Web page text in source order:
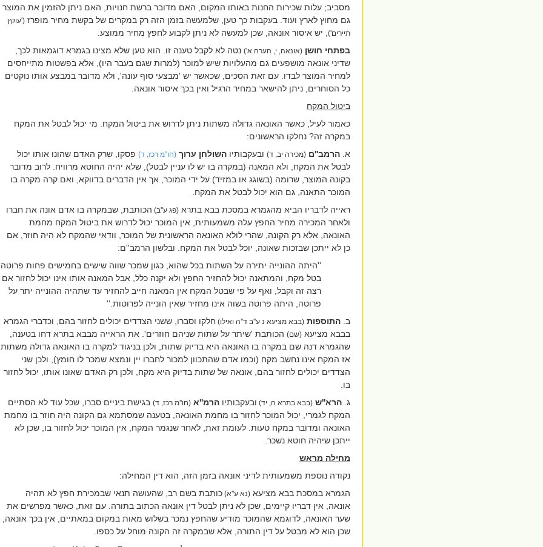
מסביב; עלות שכירות החנות באותו המקום, האם מדובר ברשת חנויות, האם ניתן להזמין את המוצר
גם מחוץ לארץ ועוד. בעקבות כך טען, שלמעשה בזמן הזה רק במקרים של בקשת מחיר מופרז ('עוקץ
תיירים') , יש איסור אונאה, שכן למעשה לא ניתן לקבוע לחפץ מחיר ממוצע.
בפתחי חושן (אונאה, י, הערה א') נטה לא לקבל טענה זו. הוא טען שלא מצינו בגמרא דוגמאות לכך,
שדיני אונאה מושפעים גם מהעלויות שיש למוכר (למרות שגם בעבר היו), אלא בפשטות מתייחסים
למחיר המוצר לבדו. עם זאת הסכים, שכאשר יש 'מבצעי סוף עונה', ולא מדובר במבצע אותו נוקטים
כל הסוחרים, ניתן להישאר במחיר הרגיל ואין בכך איסור אונאה.
ביטול המקח
כאמור לעיל, כאשר האונאה גדולה משתות ניתן לדרוש את ביטול המקח. מי יכול לבטל את המקח
במקרה זה? נחלקו הראשונים:
א. הרמב''ם (מכירה יב, ד) ובעקבותיו השולחן ערוך (חו''מ רכז, ד) פסקו, שרק האדם שהונו אותו יכול
לבטל את המקח, ולא המאנה (במקרה בו יש לו עניין לבטל), שלא יהיה החוטא מרוויח. לרוב מדובר
בקונה המוצר, שרומה (בשוגג או במזיד) על ידי המוכר, אך אין הדברים בדווקא, ואם קרה מקרה בו
המוכר התאנה, גם הוא יכול לבטל את המקח.
ראייה לדבריו הביא מהגמרא במסכת בבא בתרא (פג ע''ב) הכותבת, שבמקרה בו אדם אונה את חברו
ולאחר המכירה מחיר החפץ עלה משמעותית, אין המוכר יכול לדרוש את ביטול המקח מחמת
האונאה, אלא רק הקונה, שהרי לולא האונאה הראשונית של המוכר, וודאי שהמקח לא היה חוזר, אם
כן לא ייתכן שבזכות שאונה, יוכל לבטל את המקח. ובלשון הרמב''ם:
''היתה ההונייה יתירה על השתות בכל שהוא, כגון שמכר שווה שישים בחמישים פחות פרוטה
בטל מקח, והמתאנה יכול להחזיר החפץ ולא יקנה כלל, אבל המאנה אותו אינו יכול לחזור אם
רצה זה וקבל, ואף על פי שבטל המקח אין המאנה חייב להחזיר עד שתהיה ההונייה יתר על
פרוטה, היתה פרוטה בשוה אינו מחזיר שאין הונייה לפרוטות. ''
ב. התוספות (בבא מציעא נ ע''ב ד''ה ואילו) חלקו וסברו, ששני הצדדים יכולים לחזור בהם, וכדברי הגמרא
בבבא מציעא (שם) הכותבת 'שיתר על שתות שניהם חוזרים'. את הראייה מבבא בתרא דחו בטענה,
שהגמרא דנה שם במקרה בו האונאה היא בדיוק שתות, ולכן בניגוד למקרה בו האונאה גדולה משתות
אז המקח אינו נחשב מקח (וכמו אדם שהתכוון למכור לחברו יין ונמצא שמכר לו חומץ), ולכן שני
הצדדים יכולים לחזור בהם, אונאה של שתות בדיוק היא מקח, ולכן רק האדם שאונו אותו, יכול לחזור
בו.
ג. הרא''ש (בבא בתרא ה, יד) ובעקבותיו הרמ''א (חו''מ רכז, ד) בגישת ביניים סברו, שכל עוד לא הסתיים
המקח לגמרי, יכול המוכר לחזור בו מחמת האונאה, בטענה שמסתמא גם הקונה היה חוזר בו מחמת
האונאה ומדובר במקח טעות. לעומת זאת, לאחר שנגמר המקח, אין המוכר יכול לחזור בו, שכן לא
ייתכן שיהיה חוטא נשכר.
מחילה מראש
נקודה נוספת משמעותית לדיני אונאה בזמן הזה, הוא דין המחילה:
הגמרא במסכת בבא מציעא (נא ע''א) כותבת בשם רב, שהעושה תנאי שבמכירת חפץ לא תהיה
אונאה, אין דבריו קיימים, שכן לא ניתן לבטל דין אונאה הכתוב בתורה. עם זאת, כאשר מפרשים את
שער האונאה, לדוגמא שהמוכר מודיע שהחפץ נמכר בשלוש מאות במקום במאתיים, אין בכך אונאה,
שכן הוא לא מבטל על דין התורה, אלא שבמקרה זה הקונה מוחל על כספו.